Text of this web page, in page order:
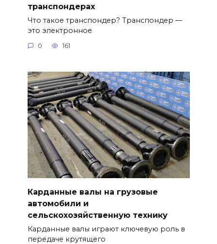
транспондерах
Что такое транспондер? Транспондер —
это электронное
0 161
Карданные валы на грузовые
автомобили и
сельскохозяйственную технику
Карданные валы играют ключевую роль в
передаче крутящего